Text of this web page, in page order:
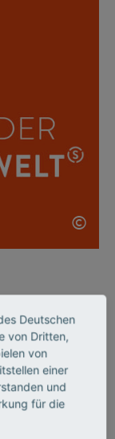
©
um
zu
kann
lesen
Deutschen
von Dritten,
von
einer
und
für die